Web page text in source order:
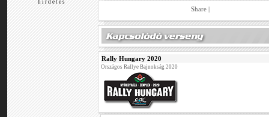
h i r d e t é s
Share |
Rally Hungary 2020
Országos Rallye Bajnokság 2020